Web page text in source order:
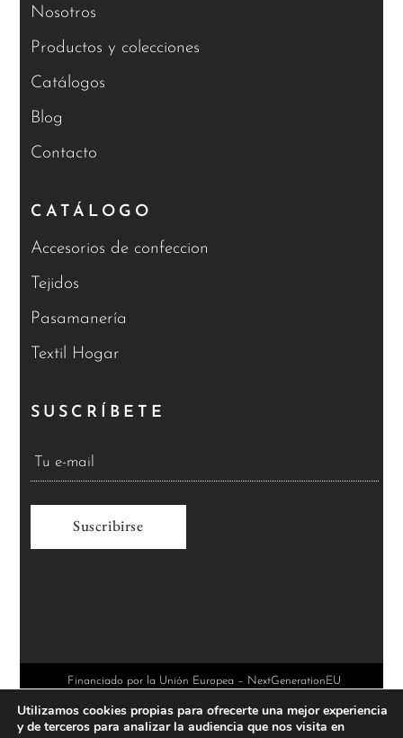
Nosotros
Productos y colecciones
Catálogos
Blog
Contacto
CATÁLOGO
Accesorios de confeccion
Tejidos
Pasamanería
Textil Hogar
SUSCRÍBETE
n
Financiado por la Unión Europea – NextGenerationEU
Utilizamos cookies propias para ofrecerte una mejor experiencia
y de terceros para analizar la audiencia que nos visita en